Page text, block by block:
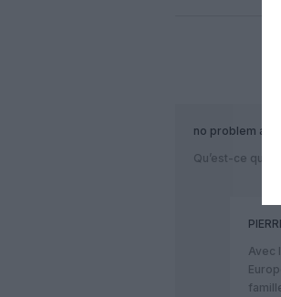
no problem a
Qu’est-ce
Avec